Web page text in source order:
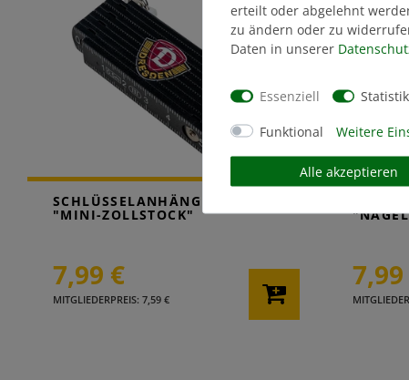
SCHLÜSSELANHÄNGER
"MINI-ZOLLSTOCK"
7,99 €
MITGLIEDERPREIS: 7,59 €
erteilt oder abgelehnt
zu ändern oder zu
Daten in unserer
Essenziell Statistik
Funktional Weitere
Alle akzeptieren